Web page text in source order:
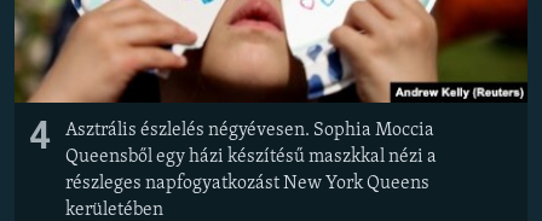
4
Asztrális észlelés négyévesen. Sophia Moccia
Queensből egy házi készítésű maszkkal nézi a
részleges napfogyatkozást New York Queens
kerületében